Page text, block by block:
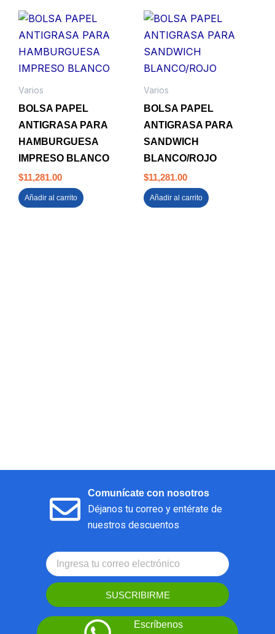
Varios
BOLSA PAPEL
ANTIGRASA PARA
HAMBURGUESA
IMPRESO BLANCO
$11,281.00
Añadir al carrito
Varios
BOLSA PAPEL
ANTIGRASA PARA
SANDWICH
BLANCO/ROJO
$11,281.00
Añadir al carrito
Comunícate con nosotros
Déjanos tu correo y entérate de
nuestros descuentos
SUSCRIBIRME
Escríbenos